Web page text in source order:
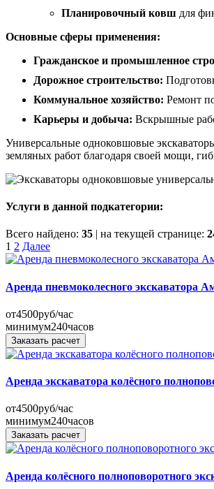
Планировочный ковш для
Основные сферы применения:
Гражданское и промышленное
Дорожное строительство:
Коммунальное хозяйство: Ремонт
Карьеры и добыча: Вскрышные
Универсальные одноковшовые
земляных работ благодаря своей мощи,
Услуги в данной подкатегории:
Всего найдено: 35 | на текущей странице:
Пагинация
записей
1 2 Далее
Аренда пневмоколесного экскаватора
от4500руб/час
минимум240часов
Заказать расчет
Аренда экскаватора колёсного
от4500руб/час
минимум240часов
Заказать расчет
Аренда колёсного полноповоротного